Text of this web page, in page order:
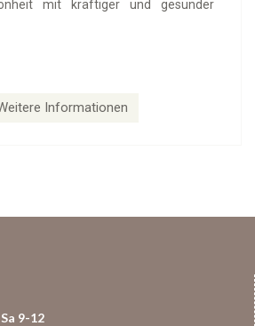
mit kräftiger und gesunder
Informationen
9-12